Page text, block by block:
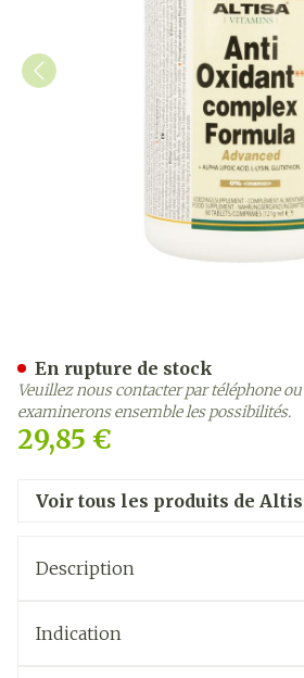
29,85 €
En rupture de stock
Veuillez nous contacter par téléphone
examinerons ensemble les possibilités.
Voir tous les produits de
Description
Indication